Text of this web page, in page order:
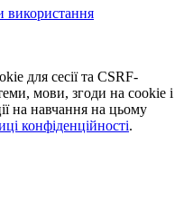
використання
для сесії та CSRF-
мови, згоди на cookie і
на навчання на цьому
конфіденційності.